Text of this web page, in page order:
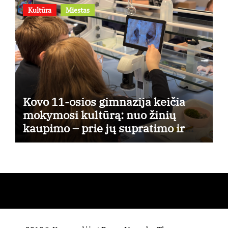
Kultūra Miestas
Kovo 11-osios gimnazija keičia
mokymosi kultūrą: nuo žinių
kaupimo – prie jų supratimo ir
taikymo